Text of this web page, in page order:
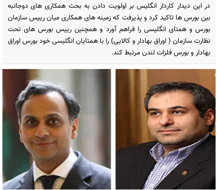
در این دیدار کاردار انگلیس بر اولویت دادن به بحث همکاری های دوجانبه
بین بورس ها تاکید کرد و پذیرفت که زمینه های همکاری میان رییس سازمان
بورس و همتای انگلیسی را فراهم آورد و همچنین رییس بورس های تحت
نظارت سازمان ( اوراق بهادار و کالایی) را با همتایان انگلیسی خود بورس اوراق
بهادار و بورس فلزات لندن مرتبط کند.